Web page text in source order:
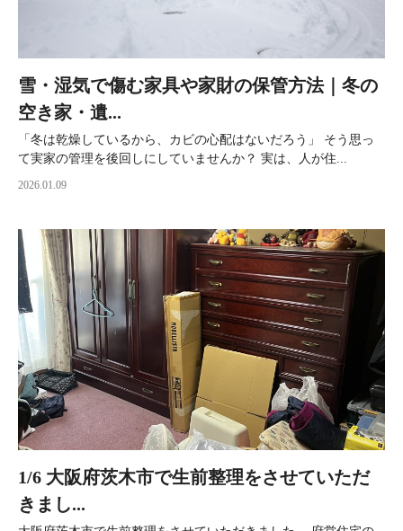
雪・湿気で傷む家具や家財の保管方法｜冬の
空き家・遺...
「冬は乾燥しているから、カビの心配はないだろう」 そう思っ
て実家の管理を後回しにしていませんか？ 実は、人が住...
2026.01.09
1/6 大阪府茨木市で生前整理をさせていただ
きまし...